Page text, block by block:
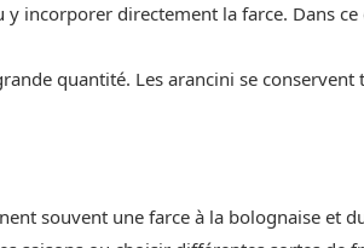
incorporer directement la farce. Dans
quantité. Les arancini se
souvent une farce à la bolognaise et